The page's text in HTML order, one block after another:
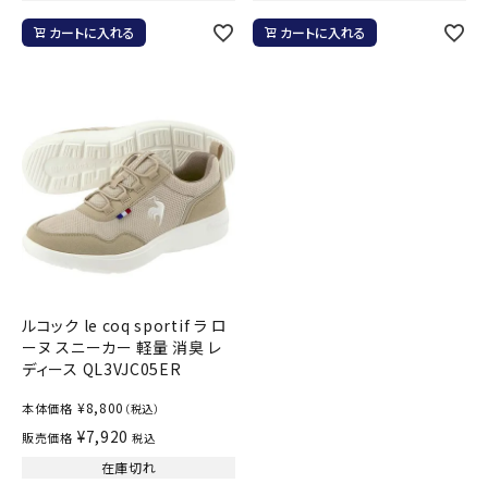
カートに入れる カートに入れる
ルコック le coq sportif ラ ロ
ーヌ スニーカー 軽量 消臭 レ
ディース QL3VJC05ER
本体価格 ¥8,800 （税込）
販売価格 ¥7,920 税込
在庫切れ